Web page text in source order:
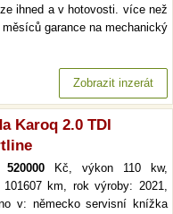
ihned a v hotovosti. více než
garance na mechanický
Zobrazit inzerát
Karoq 2.0 TDI
520000 Kč, výkon 110 kw,
101607 km, rok výroby: 2021,
v: německo servisní knížka